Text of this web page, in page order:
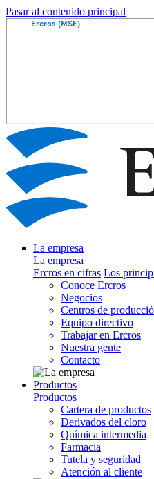
Pasar al contenido principal
La empresa
La empresa
Ercros en cifras Los
Conoce Ercros
Negocios
Centros de
Equipo directivo
Trabajar en Ercros
Nuestra gente
Contacto
Productos
Productos
Cartera de productos
Derivados del cloro
Química intermedia
Farmacia
Tutela y seguridad
Atención al cliente